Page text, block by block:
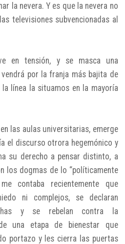
la nevera. Y es que la nevera no
televisiones subvencionadas al
en tensión, y se masca una
por la franja más bajita de
la línea la situamos en la mayoría
las aulas universitarias, emerge
el discurso otrora hegemónico y
su derecho a pensar distinto, a
los dogmas de lo “políticamente
contaba recientemente que
ni complejos, se declaran
y se rebelan contra la
una etapa de bienestar que
portazo y les cierra las puertas